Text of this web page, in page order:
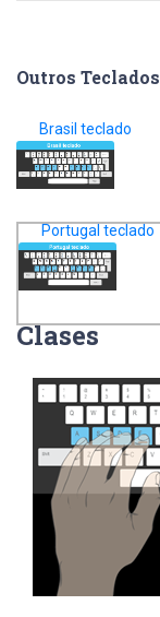
Outros Teclados
Brasil teclado
Portugal teclado
Clases